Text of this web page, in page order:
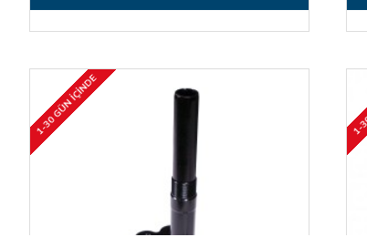
1-30 GÜN İÇINDE 1-